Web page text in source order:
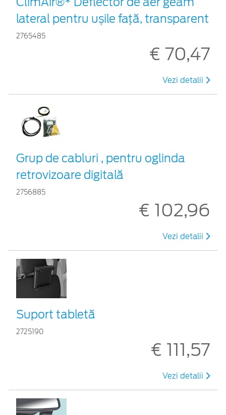
lateral pentru ușile față, transparent
2765485
€ 70,47
Vezi detalii
Grup de cabluri , pentru oglinda
retrovizoare digitală
2756885
€ 102,96
Vezi detalii
Suport tabletă
2725190
€ 111,57
Vezi detalii